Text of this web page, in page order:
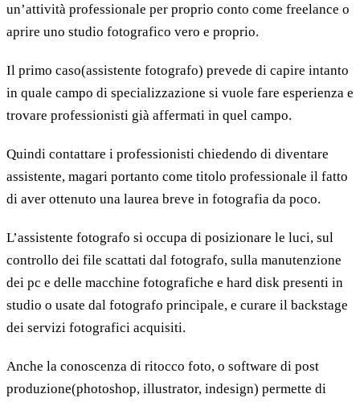
un’attività professionale per proprio conto come freelance o
aprire uno studio fotografico vero e proprio.
Il primo caso(assistente fotografo) prevede di capire intanto
in quale campo di specializzazione si vuole fare esperienza e
trovare professionisti già affermati in quel campo.
Quindi contattare i professionisti chiedendo di diventare
assistente, magari portanto come titolo professionale il fatto
di aver ottenuto una laurea breve in fotografia da poco.
L’assistente fotografo si occupa di posizionare le luci, sul
controllo dei file scattati dal fotografo, sulla manutenzione
dei pc e delle macchine fotografiche e hard disk presenti in
studio o usate dal fotografo principale, e curare il backstage
dei servizi fotografici acquisiti.
Anche la conoscenza di ritocco foto, o software di post
produzione(photoshop, illustrator, indesign) permette di